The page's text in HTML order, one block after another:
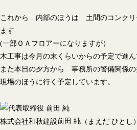
これから 内部のほうは 土間のコンクリ
ます
(一部ＯＡフロアーになりますが）
木工事は今月の末くらいからの予定で進ん
また本日の夕方から 事務所の警備関係の
現場のほうに行く予定しています。
株式会社和秋建設前田 純 （まえだ ひとし）